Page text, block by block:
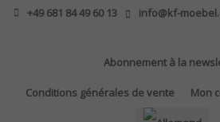
Skip
+49 681 84 49 60 13 info@kf-
Abonnement à la
Conditions générales de vente Mon